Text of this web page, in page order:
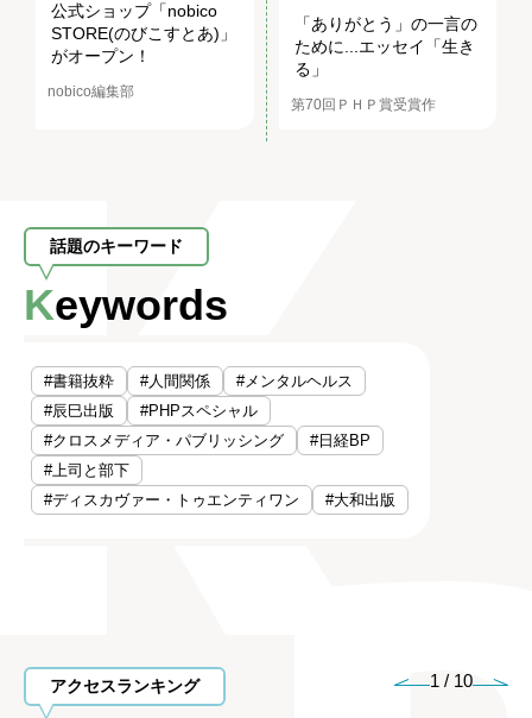
公式ショップ「nobico
STORE(のびこすとあ)」
がオープン！
nobico編集部
「ありがとう」の一言の
ために...エッセイ「生き
る」
第70回ＰＨＰ賞受賞作
話題のキーワード
Keywords
#書籍抜粋 #人間関係
#メンタルヘルス
#辰巳出版
#PHPスペシャル
#クロスメディア・パブリッシング
#日経BP
#上司と部下
#ディスカヴァー・トゥエンティワン
#大和出版
アクセスランキング 1 / 10